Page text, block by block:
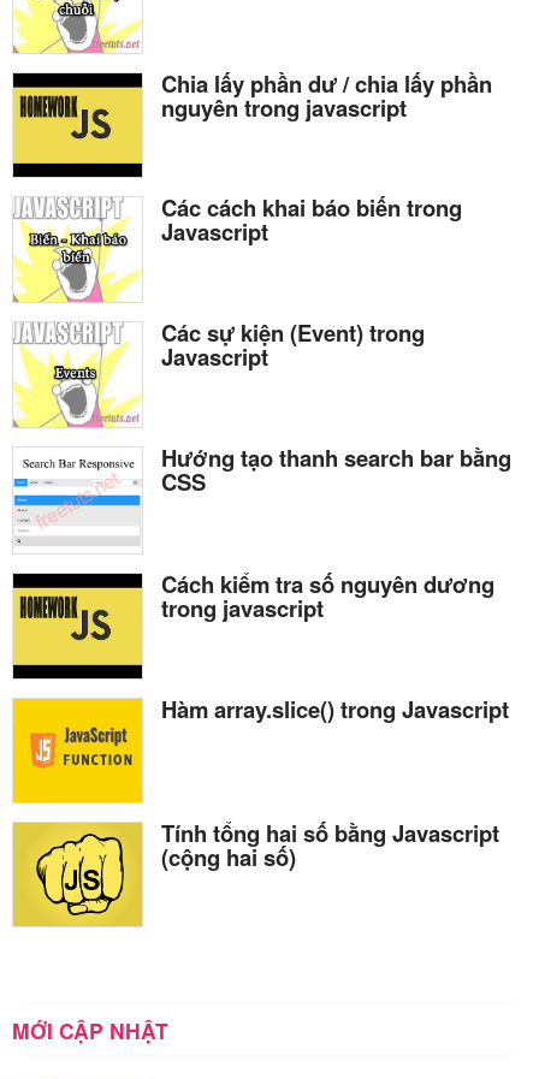
Chia lấy phần dư / chia lấy phần
nguyên trong javascript
Các cách khai báo biến trong
Javascript
Các sự kiện (Event) trong
Javascript
Hướng tạo thanh search bar bằng
CSS
Cách kiểm tra số nguyên dương
trong javascript
Hàm array.slice() trong Javascript
Tính tổng hai số bằng Javascript
(cộng hai số)
MỚI CẬP NHẬT